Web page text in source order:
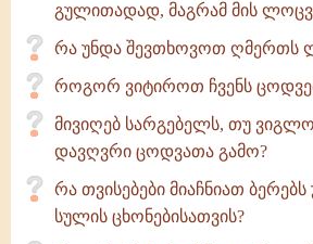
გულითადად, მაგრამ მის
რა უნდა შევთხოვოთ ღმერთს
როგორ ვიტიროთ ჩვენს
მივიღებ სარგებელს, თუ
დავღვრი ცოდვათა გამო?
რა თვისებები მიაჩნიათ
სულის ცხონებისათვის?